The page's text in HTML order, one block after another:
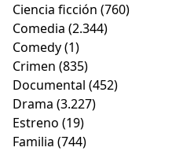
Ciencia ficción (760)
Comedia (2.344)
Comedy(1)
Crimen (835)
Documental (452)
Drama (3.227)
Estreno (19)
Familia (744)